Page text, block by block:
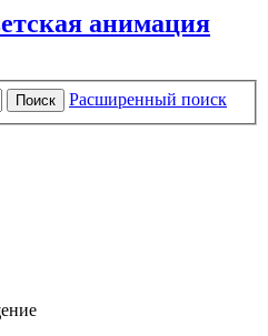
анимация
Поиск
Расширенный поиск